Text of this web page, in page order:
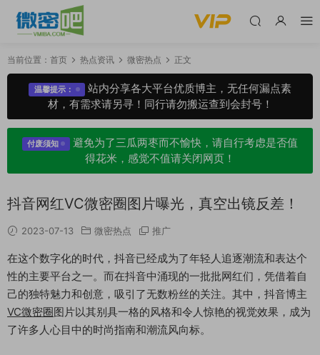
当前位置： 首页 热点资讯 微密热点 正文
温馨提示：
站内分享各大平台优质博主，无任何漏点素
材，有需求请另寻！同行请勿搬运查到会封号！
付废须知
避免为了三瓜两枣而不愉快，请自行考虑是否值
得花米，感觉不值请关闭网页！
抖音网红VC微密圈图片曝光，真空出镜反差！
2023-07-13 微密热点 推广
在这个数字化的时代，抖音已经成为了年轻人追逐潮流和表达个
性的主要平台之一。而在抖音中涌现的一批批网红们，凭借着自
己的独特魅力和创意，吸引了无数粉丝的关注。其中，抖音博主
VC微密圈图片以其别具一格的风格和令人惊艳的视觉效果，成为
了许多人心目中的时尚指南和潮流风向标。